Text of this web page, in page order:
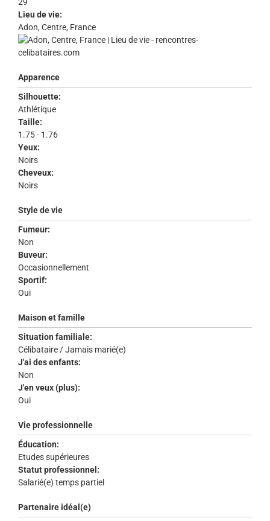
Lieu de vie:
Adon, Centre, France
Apparence
Silhouette:
Athlétique
Taille:
1.75 - 1.76
Yeux:
Noirs
Cheveux:
Noirs
Style de vie
Fumeur:
Non
Buveur:
Occasionnellement
Sportif:
Oui
Maison et famille
Situation familiale:
Célibataire / Jamais marié(e)
J'ai des enfants:
Non
J'en veux (plus):
Oui
Vie professionnelle
Éducation:
Etudes supérieures
Statut professionnel:
Salarié(e) temps partiel
Partenaire idéal(e)